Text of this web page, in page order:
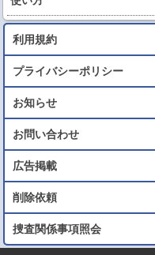
利用規約
プライバシーポリシー
お知らせ
お問い合わせ
広告掲載
削除依頼
捜査関係事項照会